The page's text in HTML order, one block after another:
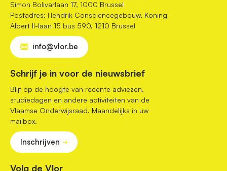
Simon Bolivarlaan 17, 1000 Brussel
Postadres: Hendrik Consciencegebouw, Koning
Albert II-laan 15 bus 590, 1210 Brussel
info@vlor.be
Schrijf je in voor de nieuwsbrief
Blijf op de hoogte van recente adviezen,
studiedagen en andere activiteiten van de
Vlaamse Onderwijsraad. Maandelijks in uw
mailbox.
Inschrijven
Volg de Vlor